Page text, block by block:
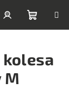
Prihlásenie
košík
M